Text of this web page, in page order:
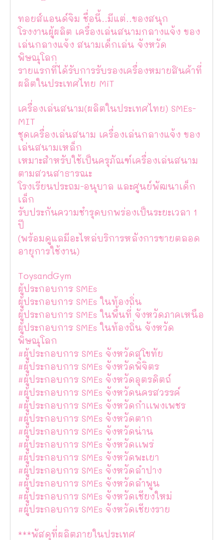
ทอยส์แอนด์จิม ชื่อนี้..มีแต่..ของสนุก
โรงงานผู้ผลิต เครื่องเล่นสนามกลางแจ้ง ของ
เล่นกลางแจ้ง สนามเด็กเล่น จังหวัด
พิษณุโลก
รายแรกที่ได้รับการรับรองเครื่องหมายสินค้าที่
ผลิตในประเทศไทย MiT
เครื่องเล่นสนาม(ผลิตในประเทศไทย) SMEs-
MIT
ชุดเครื่องเล่นสนาม เครื่องเล่นกลางแจ้ง ของ
เล่นสนามเหล็ก
เหมาะสำหรับใช้เป็นครุภัณฑ์เครื่องเล่นสนาม
ตามสวนสาธารณะ
โรงเรียนประถม-อนุบาล และศูนย์พัฒนาเด็ก
เล็ก
รับประกันความชำรุดบกพร่องเป็นระยะเวลา 1
ปี
(พร้อมดูแลมีอะไหล่บริการหลังการขายตลอด
อายุการใช้งาน)
ToysandGym
ผู้ประกอบการ SMEs
ผู้ประกอบการ SMEs ในท้องถิ่น
ผู้ประกอบการ SMEs ในพื้นที่ จังหวัดภาคเหนือ
ผู้ประกอบการ SMEs ในท้องถิ่น จังหวัด
พิษณุโลก
#ผู้ประกอบการ SMEs จังหวัดสุโขทัย
#ผู้ประกอบการ SMEs จังหวัดพิจิตร
#ผู้ประกอบการ SMEs จังหวัดอุตรดิตถ์
#ผู้ประกอบการ SMEs จังหวัดนครสวรรค์
#ผู้ประกอบการ SMEs จังหวัดกำเเพงเพชร
#ผู้ประกอบการ SMEs จังหวัดตาก
#ผู้ประกอบการ SMEs จังหวัดน่าน
#ผู้ประกอบการ SMEs จังหวัดเเพร่
#ผู้ประกอบการ SMEs จังหวัดพะเยา
#ผู้ประกอบการ SMEs จังหวัดลำปาง
#ผู้ประกอบการ SMEs จังหวัดลำพูน
#ผู้ประกอบการ SMEs จังหวัดเชียงใหม่
#ผู้ประกอบการ SMEs จังหวัดเชียงราย
***พัสดุที่ผลิตภายในประเทศ